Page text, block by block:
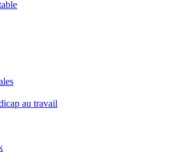
au travail